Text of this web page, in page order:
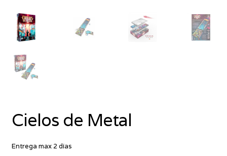
Cielos de Metal
Entrega max 2 días